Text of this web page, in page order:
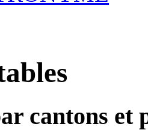
cantons et